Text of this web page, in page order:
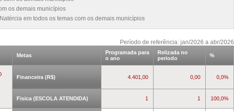
os demais municípios
em todos os temas com os demais municípios
Período de referência: jan/2026 a abr/2026
Metas
Programada para
o ano
Relizada no
periodo
%
Financeira (R$) 4.401,00 0,00 0,0%
Fisica (ESCOLA ATENDIDA) 1 1 100,0%